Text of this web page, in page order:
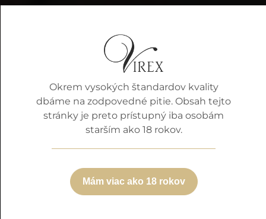
Okrem vysokých štandardov kvality
dbáme na zodpovedné pitie. Obsah tejto
stránky je preto prístupný iba osobám
starším ako 18 rokov.
Mám viac ako 18 rokov